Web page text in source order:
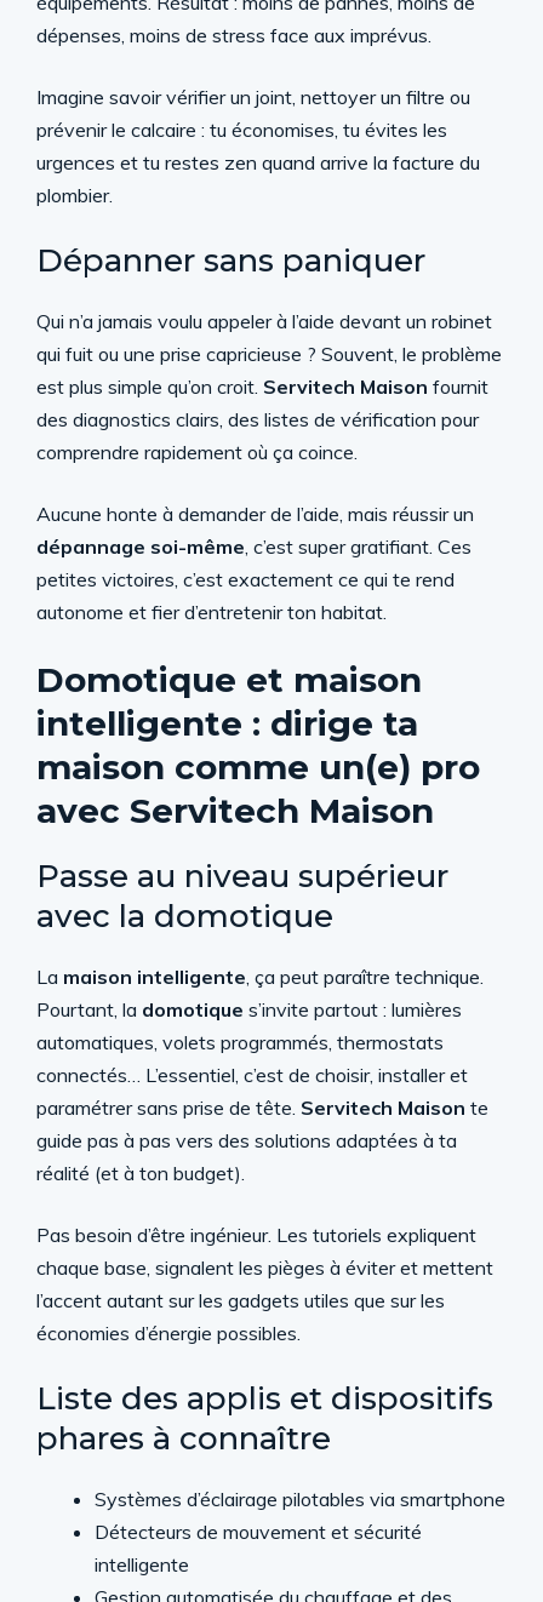
dépenses, moins de stress face aux imprévus.
Imagine savoir vérifier un joint, nettoyer un filtre ou
prévenir le calcaire : tu économises, tu évites les
urgences et tu restes zen quand arrive la facture du
plombier.
Dépanner sans paniquer
Qui n’a jamais voulu appeler à l’aide devant un robinet
qui fuit ou une prise capricieuse ? Souvent, le problème
est plus simple qu’on croit. Servitech Maison fournit
des diagnostics clairs, des listes de vérification pour
comprendre rapidement où ça coince.
Aucune honte à demander de l’aide, mais réussir un
dépannage soi-même, c’est super gratifiant. Ces
petites victoires, c’est exactement ce qui te rend
autonome et fier d’entretenir ton habitat.
Domotique et maison
intelligente : dirige ta
maison comme un(e) pro
avec Servitech Maison
Passe au niveau supérieur
avec la domotique
La maison intelligente, ça peut paraître technique.
Pourtant, la domotique s’invite partout : lumières
automatiques, volets programmés, thermostats
connectés… L’essentiel, c’est de choisir, installer et
paramétrer sans prise de tête. Servitech Maison te
guide pas à pas vers des solutions adaptées à ta
réalité (et à ton budget).
Pas besoin d’être ingénieur. Les tutoriels expliquent
chaque base, signalent les pièges à éviter et mettent
l’accent autant sur les gadgets utiles que sur les
économies d’énergie possibles.
Liste des applis et dispositifs
phares à connaître
Systèmes d’éclairage pilotables via smartphone
Détecteurs de mouvement et sécurité
intelligente
Gestion automatisée du chauffage et des